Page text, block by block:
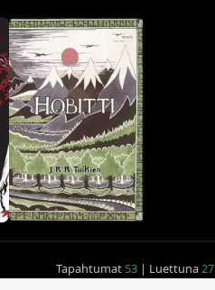
Tapahtumat 53 | Luettuna27